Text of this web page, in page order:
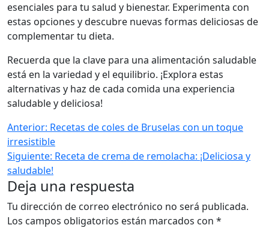
esenciales para tu salud y bienestar. Experimenta con
estas opciones y descubre nuevas formas deliciosas de
complementar tu dieta.
Recuerda que la clave para una alimentación saludable
está en la variedad y el equilibrio. ¡Explora estas
alternativas y haz de cada comida una experiencia
saludable y deliciosa!
Anterior: Recetas de coles de Bruselas con un toque
irresistible
Siguiente: Receta de crema de remolacha: ¡Deliciosa y
saludable!
Deja una respuesta
Tu dirección de correo electrónico no será publicada.
Los campos obligatorios están marcados con *